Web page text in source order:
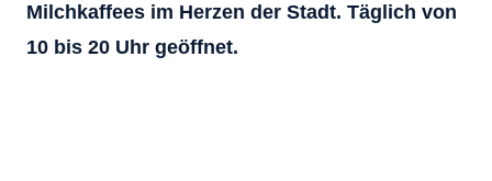
Milchkaffees im Herzen der Stadt. Täglich von
10 bis 20 Uhr geöffnet.